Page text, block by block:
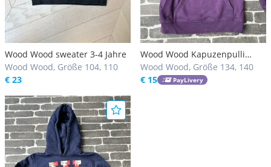
Wood Wood sweater 3-4 Jahre
Wood Wood, Größe 104, 110
€ 23
Wood Wood Kapuzenpulli
Gr.134/140
Wood Wood, Größe 134, 140
€ 15
PayLivery